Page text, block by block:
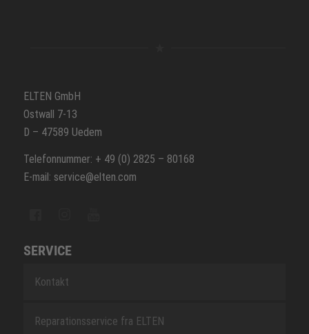
ELTEN GmbH
Ostwall 7-13
D – 47589 Uedem
Telefonnummer: + 49 (0) 2825 – 80168
E-mail: service@elten.com
SERVICE
Kontakt
Reparationsservice fra ELTEN